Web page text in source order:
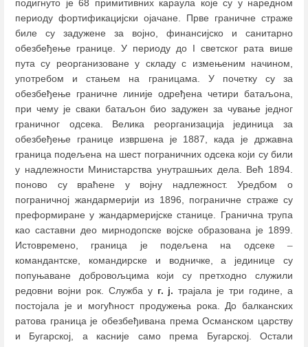
подигнуто је 68 примитивних караула које су у наредном
периоду фортификацијски ојачане. Прве граничне страже
биле су задужене за војно, финансијско и санитарно
обезбеђење границе. У периоду до I светског рата више
пута су реорганизоване у складу с измењеним начином,
употребом и стањем на границама. У почетку су за
обезбеђење граничне линије одређена четири батаљона,
при чему је сваки батаљон био задужен за чување једног
граничног одсека. Велика реорганизација јединица за
обезбеђење границе извршена је 1887, када је државна
граница подељена на шест пограничних одсека који су били
у надлежности Министарства унутрашњих дела. Већ 1894.
поново су враћене у војну надлежност. Уредбом о
пограничној жандармерији из 1896, пограничне страже су
преформиране у жандармеријске станице. Гранична трупа
као саставни део мирнодопске војске образована је 1899.
Истовремено, граница је подељена на одсеке –
командантске, командирске и водничке, а јединице су
попуњаване добровољцима који су претходно служили
редовни војни рок. Служба у г. ј. трајала је три године, а
постојала је и могућност продужења рока. До балканских
ратова граница је обезбеђивана према Османском царству
и Бугарској, а касније само према Бугарској. Остали